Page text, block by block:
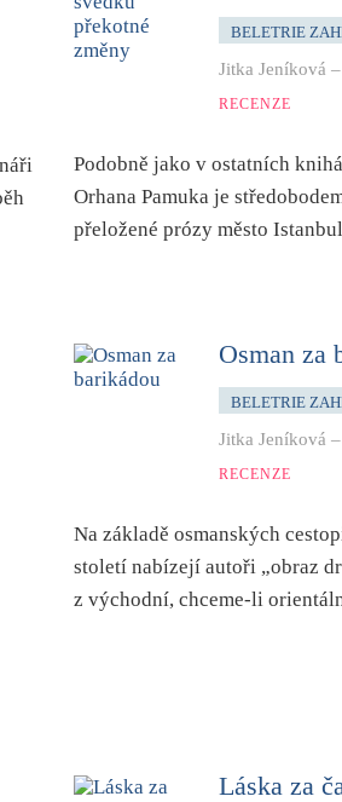
BELETRIE
Jitka Jeníková –
RECENZE
Podobně jako v ostatních
Orhana Pamuka je
přeložené prózy město
Osman za
BELETRIE
Jitka Jeníková –
RECENZE
Na základě osmanských
století nabízejí autoři „obraz
z východní, chceme-li
Láska za